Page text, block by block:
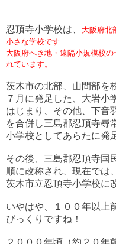
忍頂寺小学校は、
大阪府北
小さな学校です
大阪府へき地・遠隔小規模校
れています。
茨木市の北部、山間部を
７月に発足した、大岩小
はじまり、その他、下音
を合併し三島郡忍頂寺尋
小学校としてあらたに発
その後、三島郡忍頂寺国
順に改称され、現在では、
茨木市立忍頂寺小学校に
いやはや、１００年以上
びっくりですね！
２０００年頃（約２０年